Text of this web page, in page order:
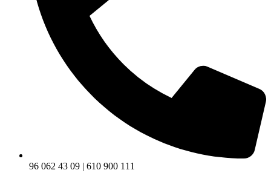
96 062 43 09 | 610 900 111